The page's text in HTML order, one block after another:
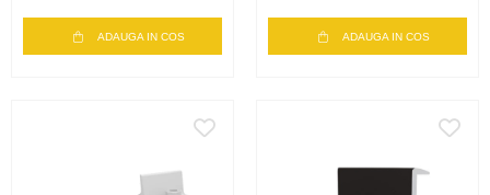
ADAUGA IN COS ADAUGA IN COS